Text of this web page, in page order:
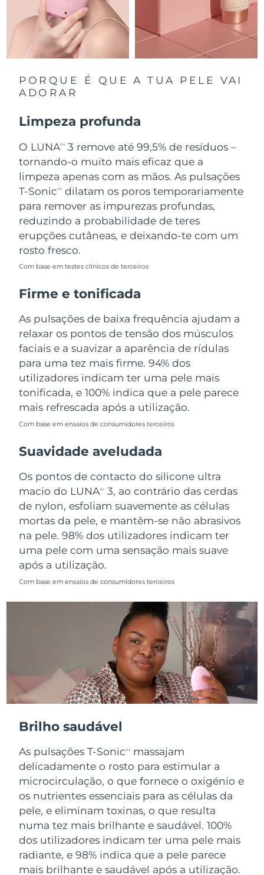
PORQUE É QUE A TUA PELE VAI
ADORAR
Limpeza profunda
O LUNATM
3 remove até 99,5% de resíduos –
tornando-o muito mais eficaz que a
limpeza apenas com as mãos. As pulsações
T-SonicTM
dilatam os poros temporariamente
para remover as impurezas profundas,
reduzindo a probabilidade de teres
erupções cutâneas, e deixando-te com um
rosto fresco.
Com base em testes clínicos de terceiros
Firme e tonificada
As pulsações de baixa frequência ajudam a
relaxar os pontos de tensão dos músculos
faciais e a suavizar a aparência de rídulas
para uma tez mais firme. 94% dos
utilizadores indicam ter uma pele mais
tonificada, e 100% indica que a pele parece
mais refrescada após a utilização.
Com base em ensaios de consumidores terceiros
Suavidade aveludada
Os pontos de contacto do silicone ultra
macio do LUNATM
3, ao contrário das cerdas
de nylon, esfoliam suavemente as células
mortas da pele, e mantêm-se não abrasivos
na pele. 98% dos utilizadores indicam ter
uma pele com uma sensação mais suave
após a utilização.
Com base em ensaios de consumidores terceiros
Brilho saudável
As pulsações T-SonicTM
massajam
delicadamente o rosto para estimular a
microcirculação, o que fornece o oxigénio e
os nutrientes essenciais para as células da
pele, e eliminam toxinas, o que resulta
numa tez mais brilhante e saudável. 100%
dos utilizadores indicam ter uma pele mais
radiante, e 98% indica que a pele parece
mais brilhante e saudável após a utilização.
Singapura Entrega prevista13/08/2026
Eslováquia Entrega prevista 11/08/2026
Eslovênia Entrega prevista 11/08/2026
Coreia do Sul
Espanha Entrega prevista
Suécia Entrega prevista11/08/2026
Suíça Entrega prevista
Taiwan
Tailândia Entrega prevista
Turquia Entrega prevista
Emirados Árabes
Unidos
Entrega prevista12/08/2026
Reino Unido Entrega prevista
Estados Unidos Entrega prevista 12/08/2026
Uzbequistão Entrega prevista
Vietnã Entrega prevista